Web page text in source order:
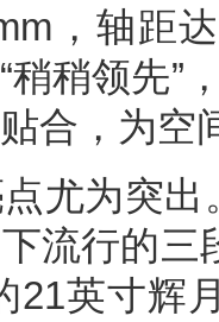
，轴距
稍领先”
合，为空
为突出
流行的三
21英寸辉